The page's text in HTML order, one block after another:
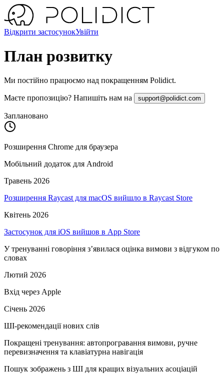
Відкрити застосунокУвійти
План розвитку
Ми постійно працюємо над покращенням Polidict.
Маєте пропозицію? Напишіть нам на support@polidict.com
Заплановано
Розширення Chrome для браузера
Мобільний додаток для Android
Травень 2026
Розширення Raycast для macOS вийшло в Raycast Store
Квітень 2026
Застосунок для iOS вийшов в App Store
У тренуванні говоріння з’явилася оцінка вимови з відгуком по
словах
Лютий 2026
Вхід через Apple
Січень 2026
ШІ-рекомендації нових слів
Покращені тренування: автопрогравання вимови, ручне
перевизначення та клавіатурна навігація
Пошук зображень з ШІ для кращих візуальних асоціацій